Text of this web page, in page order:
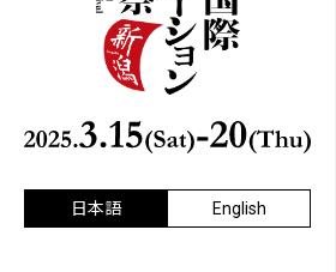
日本語 English